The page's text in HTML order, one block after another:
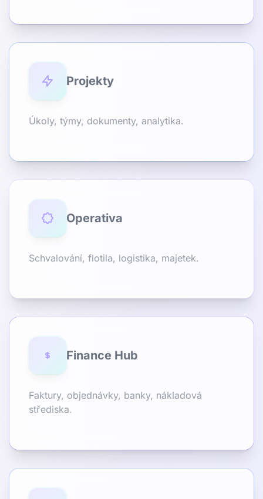
Projekty
Úkoly, týmy, dokumenty, analytika.
Operativa
Schvalování, flotila, logistika, majetek.
Finance Hub
Faktury, objednávky, banky, nákladová
střediska.